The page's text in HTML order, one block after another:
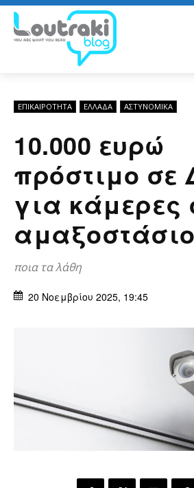
ΕΠΙΚΑΙΡΟΤΗΤΑ ΕΛΛΆΔΑ ΑΣΤΥΝΟΜΙΚΆ
10.000 ευρώ
πρόστιμο σε
για κάμερες
αμαξοστάσιο
ποια τα λάθη
20 Νοεμβρίου 2025, 19:45